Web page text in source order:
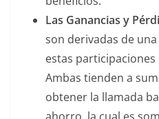
Las Ganancias y
son derivadas de
estas participaciones
Ambas tienden a
obtener la llamada